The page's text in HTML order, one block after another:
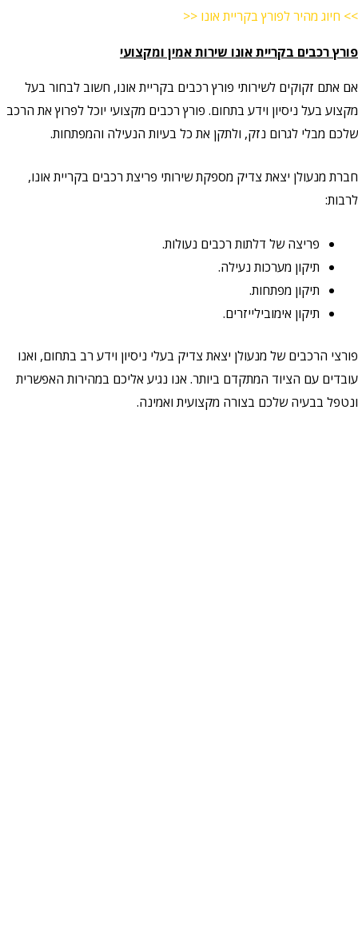
>> חיוג מהיר לפורץ בקריית אונו <<
פורץ רכבים בקריית אונו שירות אמין ומקצועי
אם אתם זקוקים לשירותי פורץ רכבים בקריית אונו, חשוב לבחור בעל
מקצוע בעל ניסיון וידע בתחום. פורץ רכבים מקצועי יוכל לפרוץ את הרכב
שלכם מבלי לגרום נזק, ולתקן את כל בעיות הנעילה והמפתחות.
חברת מנעולן יצאת צדיק מספקת שירותי פריצת רכבים בקריית אונו,
לרבות:
פריצה של דלתות רכבים נעולות.
תיקון מערכות נעילה.
תיקון מפתחות.
תיקון אימובילייזרים.
פורצי הרכבים של מנעולן יצאת צדיק בעלי ניסיון וידע רב בתחום, ואנו
עובדים עם הציוד המתקדם ביותר. אנו נגיע אליכם במהירות האפשרית
ונטפל בבעיה שלכם בצורה מקצועית ואמינה.